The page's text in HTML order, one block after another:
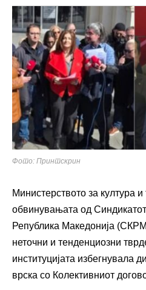
Фото: Принтскрин
Министерството за култура
обвинувањата од
Република Македонија
неточни и тенденциозни
институцијата избегнувала
врска со Колективниот